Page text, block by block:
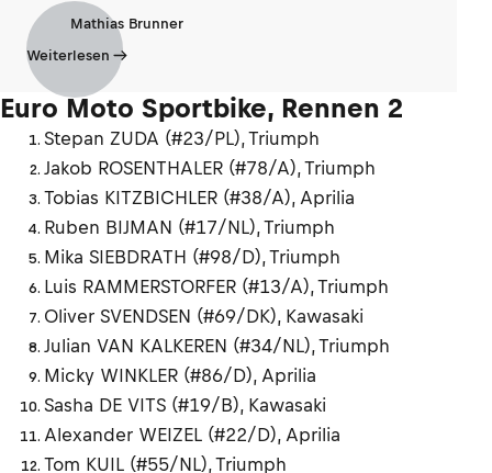
Mathias Brunner
Weiterlesen
Euro Moto Sportbike, Rennen 2
Stepan ZUDA (#23/PL), Triumph
Jakob ROSENTHALER (#78/A), Triumph
Tobias KITZBICHLER (#38/A), Aprilia
Ruben BIJMAN (#17/NL), Triumph
Mika SIEBDRATH (#98/D), Triumph
Luis RAMMERSTORFER (#13/A), Triumph
Oliver SVENDSEN (#69/DK), Kawasaki
Julian VAN KALKEREN (#34/NL), Triumph
Micky WINKLER (#86/D), Aprilia
Sasha DE VITS (#19/B), Kawasaki
Alexander WEIZEL (#22/D), Aprilia
Tom KUIL (#55/NL), Triumph